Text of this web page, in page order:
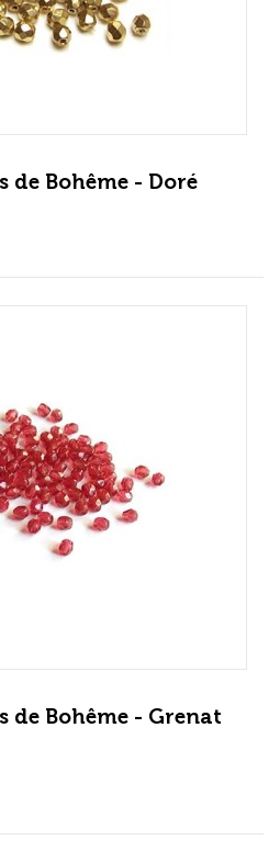
de Bohême - Doré
de Bohême - Grenat